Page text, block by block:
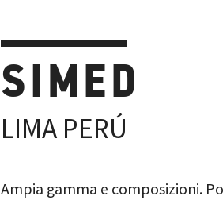
SIMED
LIMA PERÚ
Ampia gamma e composizioni.